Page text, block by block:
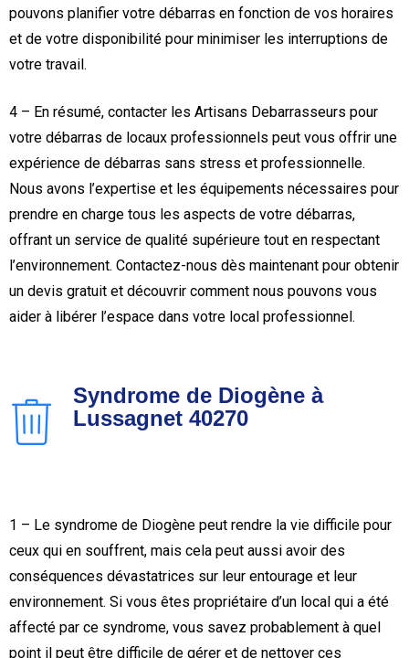
pouvons planifier votre débarras en fonction de vos horaires
et de votre disponibilité pour minimiser les interruptions de
votre travail.
4 – En résumé, contacter les Artisans Debarrasseurs pour
votre débarras de locaux professionnels peut vous offrir une
expérience de débarras sans stress et professionnelle.
Nous avons l’expertise et les équipements nécessaires pour
prendre en charge tous les aspects de votre débarras,
offrant un service de qualité supérieure tout en respectant
l’environnement. Contactez-nous dès maintenant pour obtenir
un devis gratuit et découvrir comment nous pouvons vous
aider à libérer l’espace dans votre local professionnel.
Syndrome de Diogène à
Lussagnet 40270
1 – Le syndrome de Diogène peut rendre la vie difficile pour
ceux qui en souffrent, mais cela peut aussi avoir des
conséquences dévastatrices sur leur entourage et leur
environnement. Si vous êtes propriétaire d’un local qui a été
affecté par ce syndrome, vous savez probablement à quel
point il peut être difficile de gérer et de nettoyer ces